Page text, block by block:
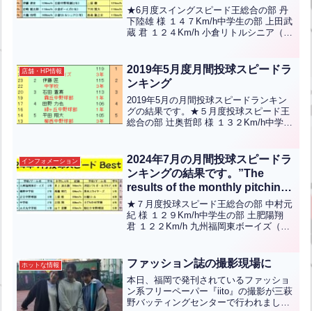
speed ranking for June 2023
are as follows.”
★6月度スイングスピード王総合の部 丹
下陸雄 様 １４７Km/h中学生の部 上田武
蔵 君 １２４Km/h 小倉リトルシニア（１
れた方々おめでとうございます...全文は
クリック
店舗・HP情報
2019年5月度月間投球スピードラ
ンキング
2019年5月の月間投球スピードランキン
グの結果です。★５月度投球スピード王
総合の部 辻奥哲郎 様 １３２Km/h中学生
９９Km/h 足原ビクトリー(６年...全文は
クリック
インフォメーション
2024年7月の月間投球スピードラ
ンキングの結果です。”The
results of the monthly pitching
speed ranking for July 2024 are
as follows.”【ENG CHT KOR
JPN】
★７月度投球スピード王総合の部 中村元
紀 様 １２９Km/h中学生の部 土肥陽翔
君 １２２Km/h 九州福岡東ボーイズ（３
小学低/女性の部 長井瞭太 君 ９...全文は
クリック
ホットな情報 ファッション誌の撮影現場に
本日、福岡で発刊されているファッショ
ン系フリーペーパー『iito』の撮影が三萩
野バッティングセンターで行われまし